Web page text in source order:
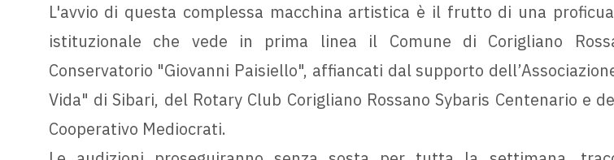
L'avvio di questa complessa macchina artistica è il frutto di una
istituzionale che vede in prima linea il Comune di Corigliano
Conservatorio "Giovanni Paisiello", affiancati dal supporto
Vida" di Sibari, del Rotary Club Corigliano Rossano Sybaris Centenario e
Cooperativo Mediocrati.